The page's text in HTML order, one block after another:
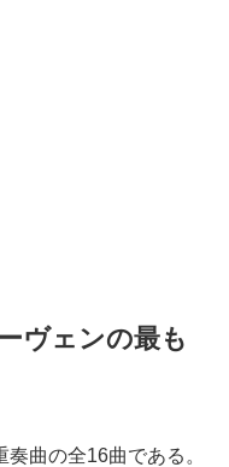
ヴェンの最も
曲の全16曲である。